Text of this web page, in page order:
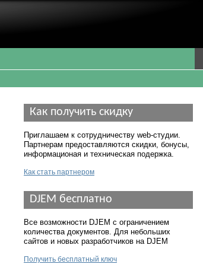
Как получить скидку
Приглашаем к сотрудничеству web-студии.
Партнерам предоставляются скидки, бонусы,
информационая и техническая подержка.
Как стать партнером
DJEM бесплатно
Все возможности DJEM с ограничением
количества документов. Для небольших
сайтов и новых разработчиков на DJEM
Получить бесплатный ключ